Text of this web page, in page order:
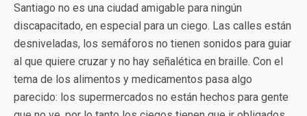
Santiago no es una ciudad amigable para ningún
discapacitado, en especial para un ciego. Las calles están
desniveladas, los semáforos no tienen sonidos para guiar
al que quiere cruzar y no hay señalética en braille. Con el
tema de los alimentos y medicamentos pasa algo
parecido: los supermercados no están hechos para gente